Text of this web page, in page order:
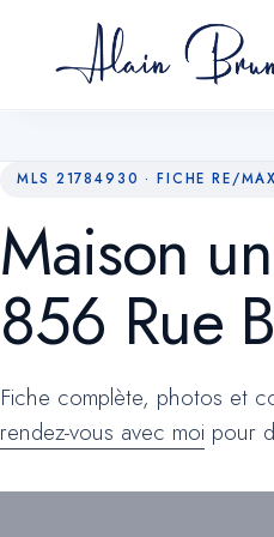
Essentiels TOUJOURS
Mémorisent votre choix de
navigation. Sans eux, le site ne
Mesure d'audience
Google Analytics (anonymisé).
utiles pour améliorer le site.
MLS 21784930 · FICHE RE/
Maison
856 Rue
Fiche complète, photos et
rendez-vous avec moi pour